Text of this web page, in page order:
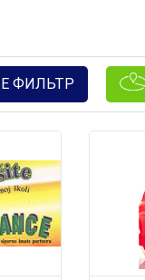
ФИЛЬТР